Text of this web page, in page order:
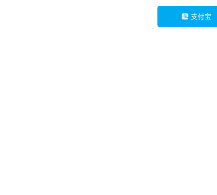
支付宝